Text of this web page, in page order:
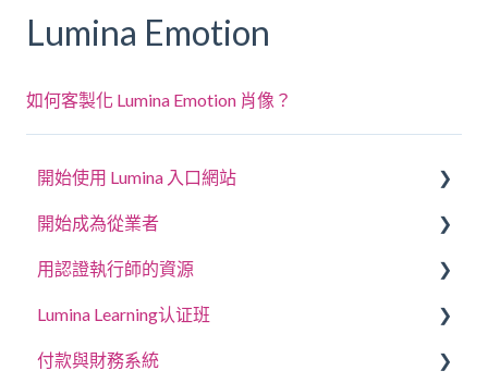
Lumina Emotion
如何客製化 Lumina Emotion 肖像？
開始使用 Lumina 入口網站
回答問卷或完成任務
登入您的帳戶
您的肖像
更新帳戶設定
開始成為從業者
建立專案、邀請參與者和存取肖像
管理專案設定
管理您的執業醫師個人資料設定
用認證執行師的資源
教練與工作坊指南
Lumina Learning认证班
線上學習入口網站 (LLXP)
付款與財務系統